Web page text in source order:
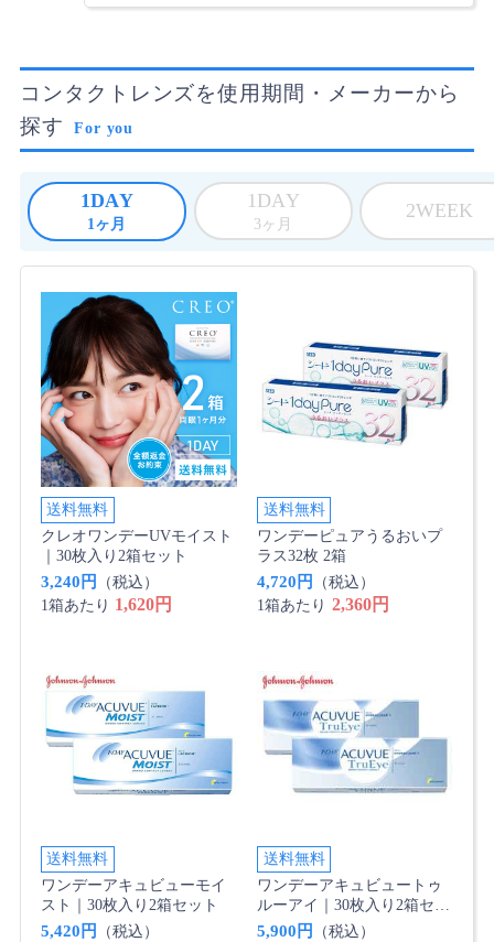
コンタクトレンズを使用期間・メーカーから
探す
For you
1DAY
1ヶ月
1DAY
3ヶ月
2WEEK
送料無料
クレオワンデーUVモイスト
｜30枚入り2箱セット
3,240円
（税込）
1箱あたり 1,620円
送料無料
ワンデーピュアうるおいプ
ラス32枚 2箱
4,720円
（税込）
1箱あたり 2,360円
送料無料
ワンデーアキュビューモイ
スト｜30枚入り2箱セット
5,420円
（税込）
送料無料
ワンデーアキュビュートゥ
ルーアイ｜30枚入り2箱セッ
ト
5,900円
（税込）